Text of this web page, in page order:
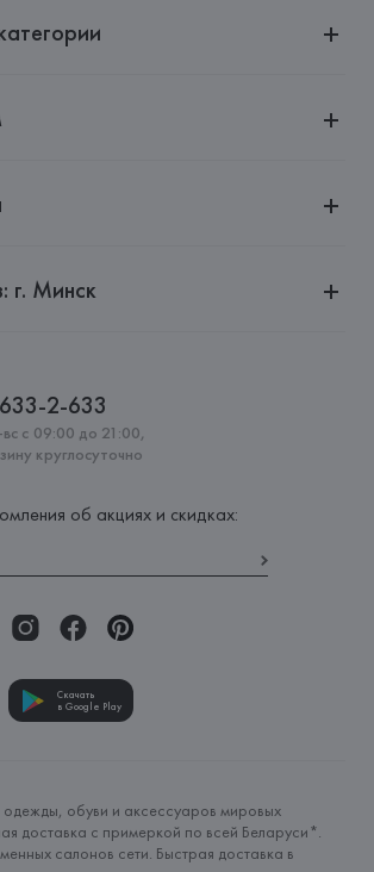
г. Минск
2-633
с 09:00 до 21:00,
круглосуточно
об акциях и скидках:
Скачать
в Google Play
обуви и аксессуаров мировых
доставка с примеркой по всей Беларуси*.
салонов сети. Быстрая доставка в